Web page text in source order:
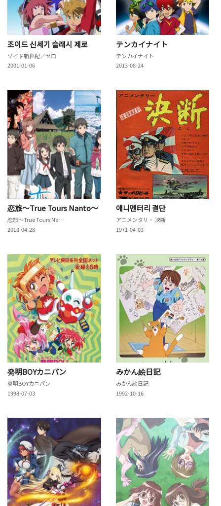
조이드 신세기 슬래시 제로
ゾイド新世紀／ゼロ
2001-01-06
テンカイナイト
テンカイナイト
2013-08-24
恋旅～True Tours Nanto～
恋旅～True Tours Nanto～
2013-04-28
애니멘터리 결단
アニメンタリ・ 決断
1971-04-03
発明BOYカニパン
発明BOYカニパン
1998-07-03
みかん絵日記
みかん絵日記
1992-10-16